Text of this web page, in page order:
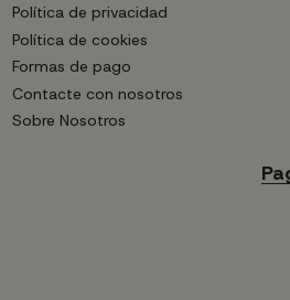
Política de privacidad
Política de cookies
Formas de pago
Contacte con nosotros
Sobre Nosotros